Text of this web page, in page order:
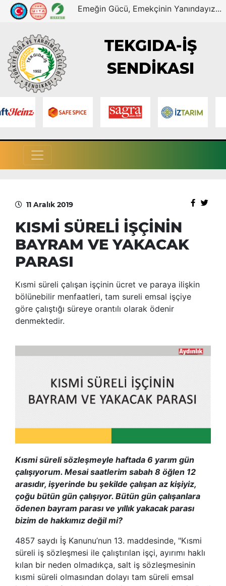
Emeğin Gücü, Emekçinin Yanındayız...
TEKGIDA-İŞ
SENDİKASI
11 Aralık 2019
KISMİ SÜRELİ İŞÇİNİN
BAYRAM VE YAKACAK
PARASI
Kısmi süreli çalışan işçinin ücret ve paraya ilişkin
bölünebilir menfaatleri, tam sureli emsal işçiye
göre çalıştığı süreye orantılı olarak ödenir
denmektedir.
Kısmi süreli sözleşmeyle haftada 6 yarım gün
çalışıyorum. Mesai saatlerim sabah 8 öğlen 12
arasıdır, işyerinde bu şekilde çalışan az kişiyiz,
çoğu bütün gün çalışıyor. Bütün gün çalışanlara
ödenen bayram parası ve yıllık yakacak parası
bizim de hakkımız değil mi?
4857 saydı İş Kanunu’nun 13. maddesinde, "Kısmi
süreli iş sözleşmesi ile çalıştırılan işçi, ayırımı haklı
kılan bir neden olmadıkça, salt iş sözleşmesinin
kısmi süreli olmasından dolayı tam süreli emsal